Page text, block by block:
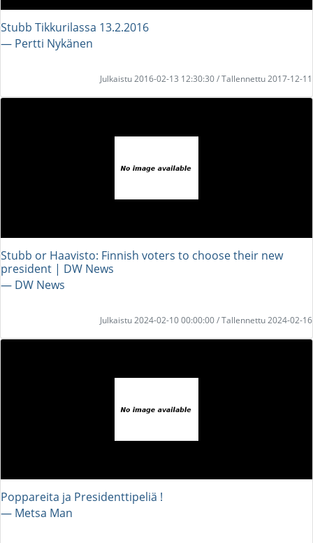
Stubb Tikkurilassa 13.2.2016
― Pertti Nykänen
Julkaistu 2016-02-13 12:30:30 / Tallennettu 2017-12-11
Stubb or Haavisto: Finnish voters to choose their new
president | DW News
― DW News
Julkaistu 2024-02-10 00:00:00 / Tallennettu 2024-02-16
Poppareita ja Presidenttipeliä !
― Metsa Man